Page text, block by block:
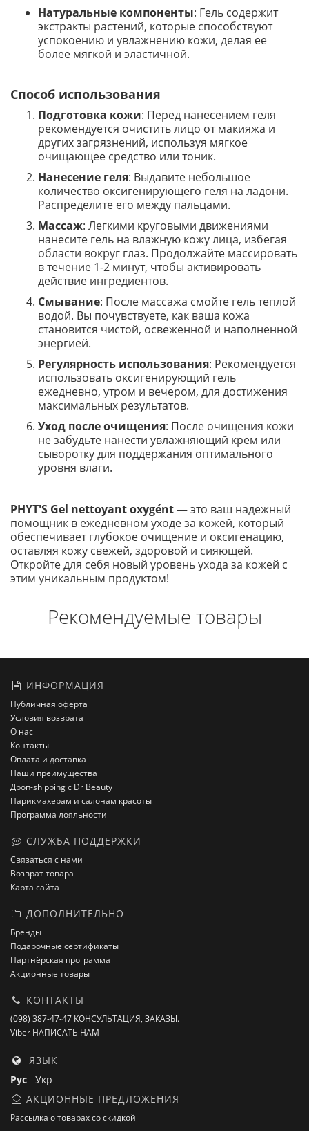
Натуральные компоненты: Гель содержит
экстракты растений, которые способствуют
успокоению и увлажнению кожи, делая ее
более мягкой и эластичной.
Способ использования
Подготовка кожи: Перед нанесением геля
рекомендуется очистить лицо от макияжа и
других загрязнений, используя мягкое
очищающее средство или тоник.
Нанесение геля: Выдавите небольшое
количество оксигенирующего геля на ладони.
Распределите его между пальцами.
Массаж: Легкими круговыми движениями
нанесите гель на влажную кожу лица, избегая
области вокруг глаз. Продолжайте массировать
в течение 1-2 минут, чтобы активировать
действие ингредиентов.
Смывание: После массажа смойте гель теплой
водой. Вы почувствуете, как ваша кожа
становится чистой, освеженной и наполненной
энергией.
Регулярность использования: Рекомендуется
использовать оксигенирующий гель
ежедневно, утром и вечером, для достижения
максимальных результатов.
Уход после очищения: После очищения кожи
не забудьте нанести увлажняющий крем или
сыворотку для поддержания оптимального
уровня влаги.
PHYT'S Gel nettoyant oxygént— это ваш надежный
помощник в ежедневном уходе за кожей, который
обеспечивает глубокое очищение и оксигенацию,
оставляя кожу свежей, здоровой и сияющей.
Откройте для себя новый уровень ухода за кожей с
этим уникальным продуктом!
Рекомендуемые товары
ИНФОРМАЦИЯ
Публичная оферта
Условия возврата
О нас
Контакты
Оплата и доставка
Наши преимущества
Дроп-shipping с Dr Beauty
Парикмахерам и салонам красоты
Программа лояльности
СЛУЖБА ПОДДЕРЖКИ
Связаться с нами
Возврат товара
Карта сайта
ДОПОЛНИТЕЛЬНО
Бренды
Подарочные сертификаты
Партнёрская программа
Акционные товары
КОНТАКТЫ
(098) 387-47-47 КОНСУЛЬТАЦИЯ, ЗАКАЗЫ.
Viber НАПИСАТЬ НАМ
ЯЗЫК
Рус Укр
АКЦИОННЫЕ ПРЕДЛОЖЕНИЯ
Рассылка о товарах со скидкой